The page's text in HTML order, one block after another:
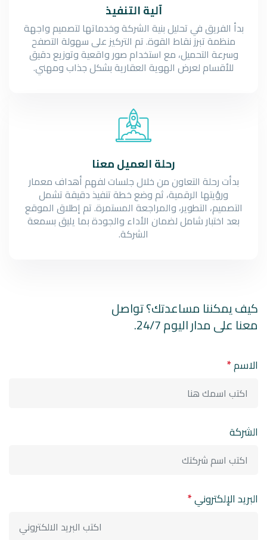
آلية التنفيذ
بدأ الفريق في تحليل بنية الشركة وخدماتها لتصميم واجهة
منظمة تبرز نقاط القوة. تم التركيز على سهولة التصفح
وسرعة التحميل، مع استخدام صور واقعية وتوزيع دقيق
للأقسام لعرض الهوية العقارية بشكل جذاب ومهني.
رحلة العميل معنا
بدأت رحلة التعاون من خلال جلسات لفهم أهداف معمار
ورؤيتها الرقمية، ثم وضع خطة تنفيذ دقيقة تشمل
التصميم، التطوير، والمراجعة المستمرة. تم إطلاق الموقع
بعد اختبار شامل لضمان الأداء والجودة بما يليق بسمعة
الشركة.
كيف يمكننا مساعدتك؟ تواصل
معنا على مدار اليوم 24/7.
الاسم*
الشركة
البريد الإلكتروني*